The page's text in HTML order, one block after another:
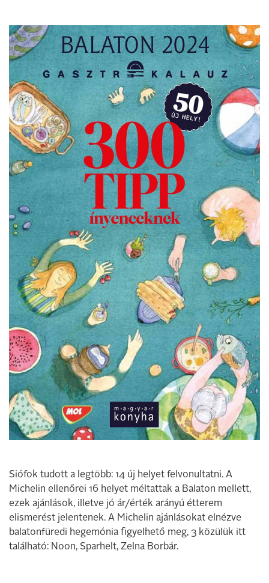
Siófok tudott a legtöbb: 14 új helyet felvonultatni. A
Michelin ellenőrei 16 helyet méltattak a Balaton mellett,
ezek ajánlások, illetve jó ár/érték arányú étterem
elismerést jelentenek. A Michelin ajánlásokat elnézve
balatonfüredi hegemónia figyelhető meg, 3 közülük itt
található: Noon, Sparhelt, Zelna Borbár.